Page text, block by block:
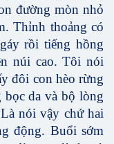
đường mòn nhỏ
Thỉnh thoảng có
rồi tiếng hồng
núi cao. Tôi nói
đôi con hèo rừng
da và bộ lòng
nói vậy chứ hai
động. Buổi sớm